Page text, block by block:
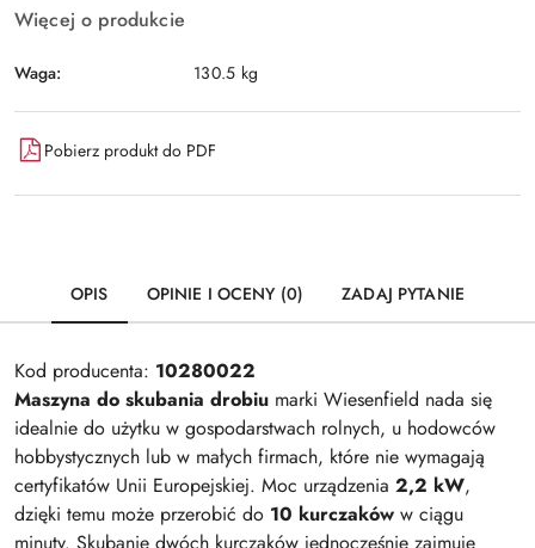
Więcej o produkcie
Waga: 130.5 kg
Pobierz produkt do PDF
OPIS OPINIE I OCENY (0) ZADAJ PYTANIE
Kod producenta: 10280022
Maszyna do skubania drobiu marki Wiesenfield nada się
idealnie do użytku w gospodarstwach rolnych, u hodowców
hobbystycznych lub w małych firmach, które nie wymagają
certyfikatów Unii Europejskiej. Moc urządzenia 2,2 kW,
dzięki temu może przerobić do 10 kurczaków w ciągu